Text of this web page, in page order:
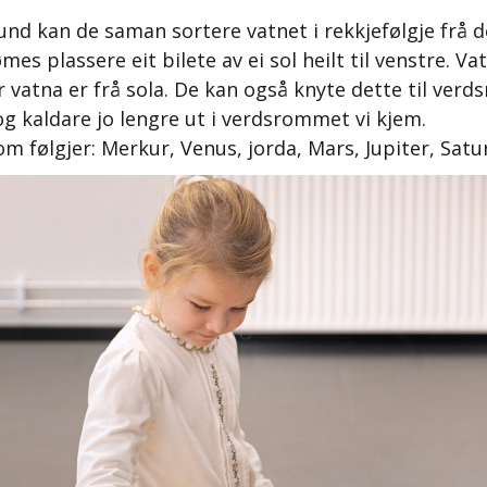
kan de saman sortere vatnet i rekkjefølgje frå
plassere eit bilete av ei sol heilt til venstre.
er frå sola. De kan også knyte dette til
kaldare jo lengre ut i verdsrommet vi kjem.
følgjer: Merkur, Venus, jorda, Mars, Jupiter,